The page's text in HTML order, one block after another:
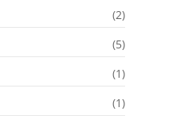
(2)
(5)
(1)
(1)